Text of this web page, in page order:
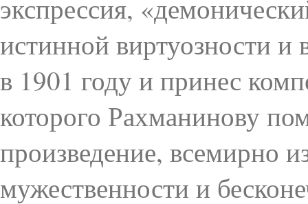
экспрессия,
истинной виртуозности
в 1901 году и принес
которого Рахманинову
произведение, всемирно
мужественности и